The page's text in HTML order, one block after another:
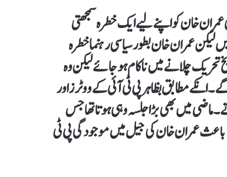
خان کو اپنے لیے ایک خطرہ سمجھتی
لیکن عمران خان بطور سیاسی رہنما خطرہ
تحریک چلانے میں ناکام ہو جائے لیکن وہ
مطابق بظاہر پی ٹی آئی کے ووٹرز اور
ماضی میں بھی بڑا جلسہ وہی ہوتا تھا جس
عمران خان کی جیل میں موجودگی پی ٹی